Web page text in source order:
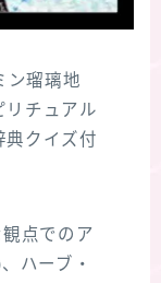
ン瑠璃地
リチュアル
典クイズ付
点でのア
ハーブ・